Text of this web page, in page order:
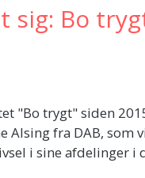
sig: Bo
"Bo trygt" siden
Alsing fra DAB, som
i sine afdelinger i